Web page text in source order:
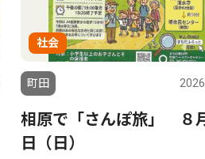
社会
町田
相原で「さんぽ旅」 ８
日（日）